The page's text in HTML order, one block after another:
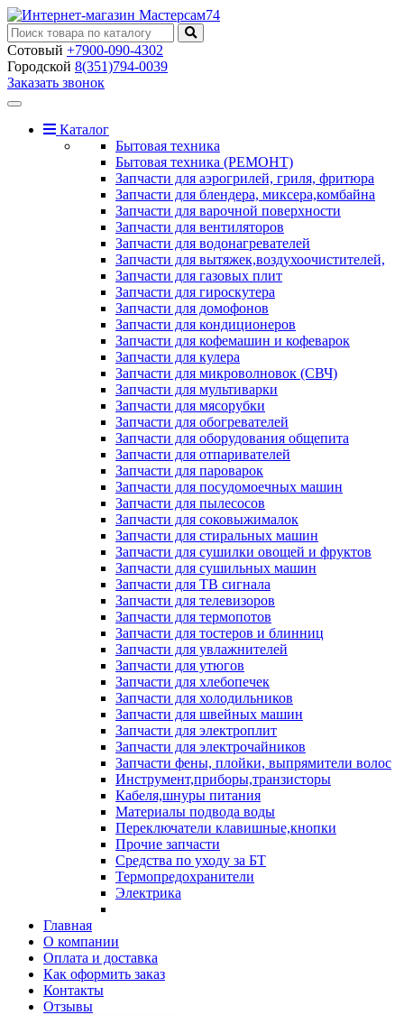
Сотовый +7900-090-4302
Городской 8(351)794-0039
Заказать звонок
Toggle
navigationКаталог
Бытовая техника
Бытовая техника (РЕМОНТ)
Запчасти для аэрогрилей, гриля, фритюра
Запчасти для блендера, миксера,комбайна
Запчасти для варочной поверхности
Запчасти для вентиляторов
Запчасти для водонагревателей
Запчасти для вытяжек,воздухоочистителей,
Запчасти для газовых плит
Запчасти для гироскутера
Запчасти для домофонов
Запчасти для кондиционеров
Запчасти для кофемашин и кофеварок
Запчасти для кулера
Запчасти для микроволновок (СВЧ)
Запчасти для мультиварки
Запчасти для мясорубки
Запчасти для обогревателей
Запчасти для оборудования общепита
Запчасти для отпаривателей
Запчасти для пароварок
Запчасти для посудомоечных машин
Запчасти для пылесосов
Запчасти для соковыжималок
Запчасти для стиральных машин
Запчасти для сушилки овощей и фруктов
Запчасти для сушильных машин
Запчасти для ТВ сигнала
Запчасти для телевизоров
Запчасти для термопотов
Запчасти для тостеров и блинниц
Запчасти для увлажнителей
Запчасти для утюгов
Запчасти для хлебопечек
Запчасти для холодильников
Запчасти для швейных машин
Запчасти для электроплит
Запчасти для электрочайников
Запчасти фены, плойки, выпрямители волос
Инструмент,приборы,транзисторы
Кабеля,шнуры питания
Материалы подвода воды
Переключатели клавишные,кнопки
Прочие запчасти
Средства по уходу за БТ
Термопредохранители
Электрика
Главная
О компании
Оплата и доставка
Как оформить заказ
Контакты
Отзывы